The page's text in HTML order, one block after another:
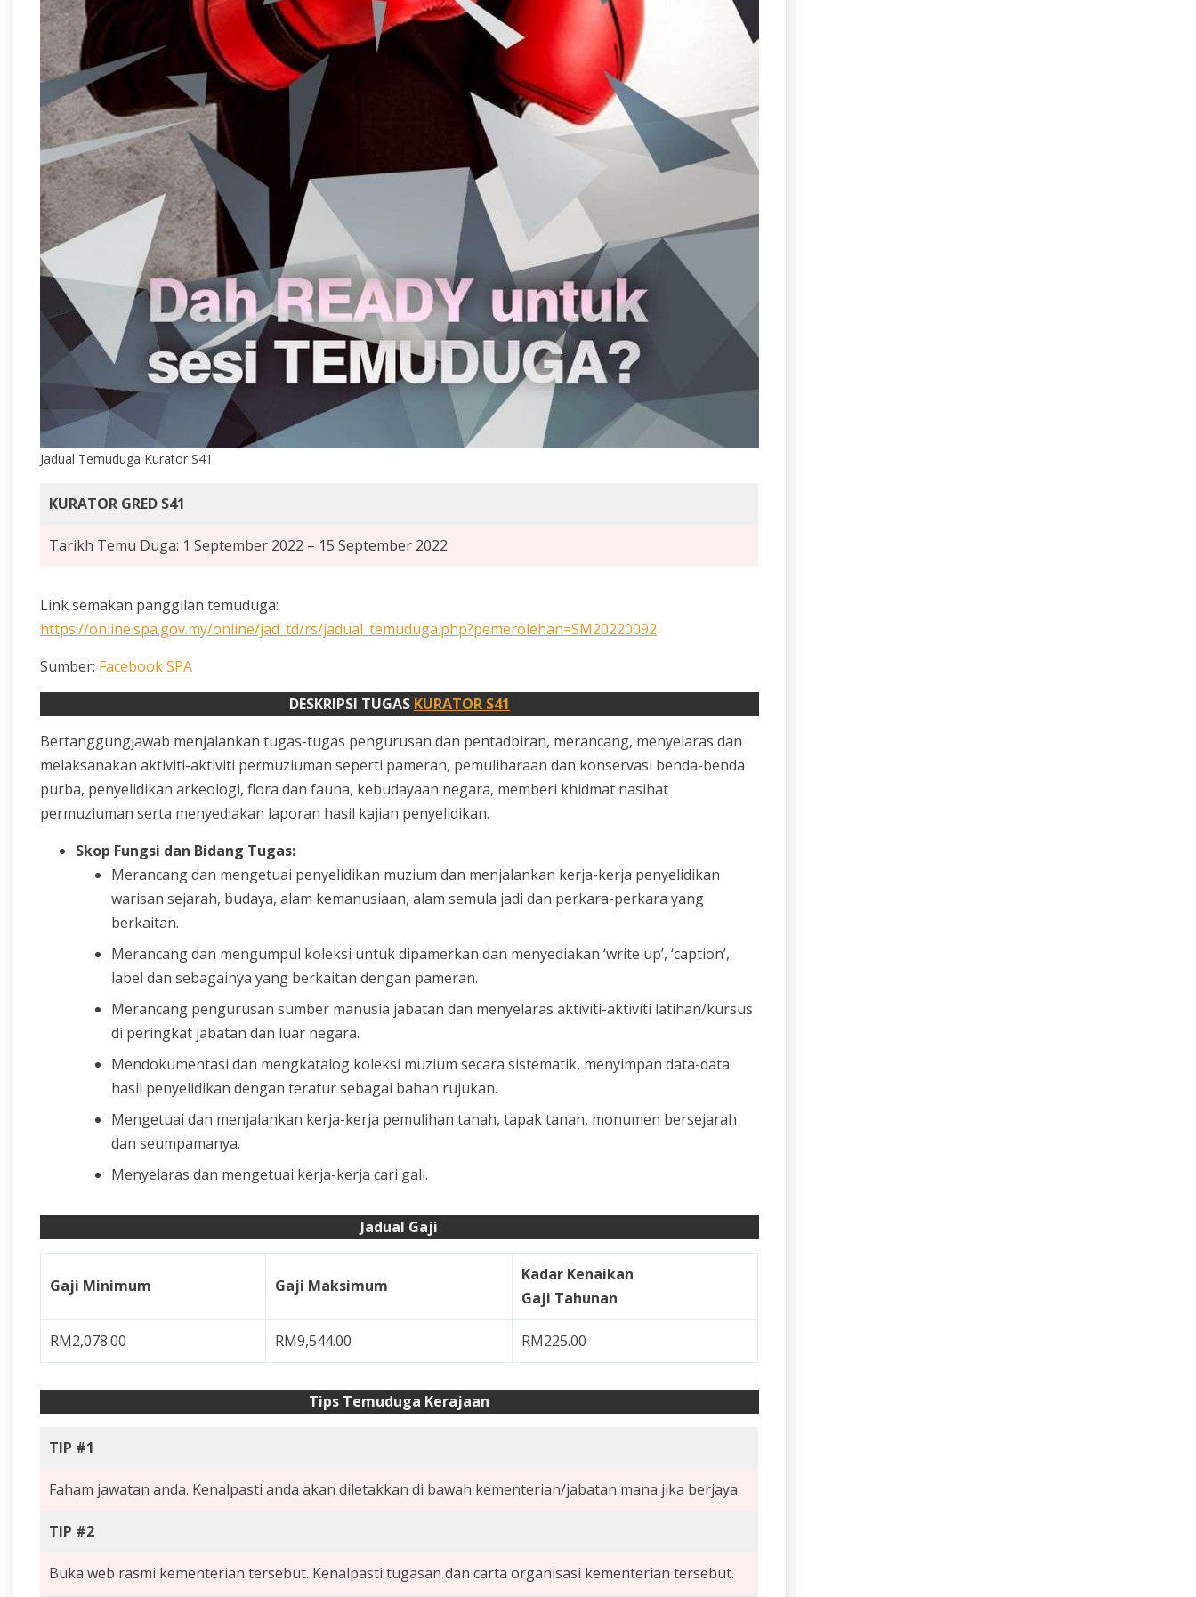
Jadual Temuduga Kurator S41
KURATOR GRED S41
Tarikh Temu Duga: 1 September 2022 – 15 September 2022
Link semakan panggilan temuduga:
https://online.spa.gov.my/online/jad_td/rs/jadual_temuduga.php?pemerolehan=SM20220092
Sumber: Facebook SPA
DESKRIPSI TUGAS KURATOR S41
Bertanggungjawab menjalankan tugas-tugas pengurusan dan pentadbiran, merancang, menyelaras dan
melaksanakan aktiviti-aktiviti permuziuman seperti pameran, pemuliharaan dan konservasi benda-benda
purba, penyelidikan arkeologi, flora dan fauna, kebudayaan negara, memberi khidmat nasihat
permuziuman serta menyediakan laporan hasil kajian penyelidikan.
Skop Fungsi dan Bidang Tugas:
Merancang dan mengetuai penyelidikan muzium dan menjalankan kerja-kerja penyelidikan
warisan sejarah, budaya, alam kemanusiaan, alam semula jadi dan perkara-perkara yang
berkaitan.
Merancang dan mengumpul koleksi untuk dipamerkan dan menyediakan ‘write up’, ‘caption’,
label dan sebagainya yang berkaitan dengan pameran.
Merancang pengurusan sumber manusia jabatan dan menyelaras aktiviti-aktiviti latihan/kursus
di peringkat jabatan dan luar negara.
Mendokumentasi dan mengkatalog koleksi muzium secara sistematik, menyimpan data-data
hasil penyelidikan dengan teratur sebagai bahan rujukan.
Mengetuai dan menjalankan kerja-kerja pemulihan tanah, tapak tanah, monumen bersejarah
dan seumpamanya.
Menyelaras dan mengetuai kerja-kerja cari gali.
Jadual Gaji
Gaji Minimum Gaji Maksimum
Kadar Kenaikan
Gaji Tahunan
RM2,078.00 RM9,544.00 RM225.00
Tips Temuduga Kerajaan
TIP #1
Faham jawatan anda. Kenalpasti anda akan diletakkan di bawah kementerian/jabatan mana jika berjaya.
TIP #2
Buka web rasmi kementerian tersebut. Kenalpasti tugasan dan carta organisasi kementerian tersebut.